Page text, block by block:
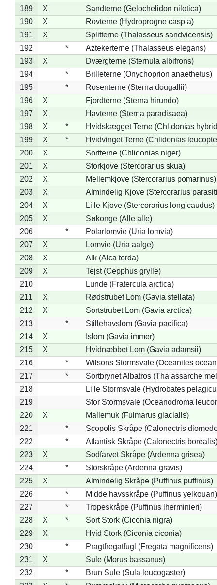
189
X
Sandterne (Gelochelidon nilotica)
190
X
Rovterne (Hydroprogne caspia)
191
X
Splitterne (Thalasseus sandvicensis)
192
*
Aztekerterne (Thalasseus elegans)
193
X
Dværgterne (Sternula albifrons)
194
*
Brilleterne (Onychoprion anaethetus)
195
*
Rosenterne (Sterna dougallii)
196
X
Fjordterne (Sterna hirundo)
197
X
Havterne (Sterna paradisaea)
198
X *
Hvidskægget Terne (Chlidonias
199
X *
Hvidvinget Terne (Chlidonias
200
X
Sortterne (Chlidonias niger)
201
X
Storkjove (Stercorarius skua)
202
X
Mellemkjove (Stercorarius pomarinus)
203
X
Almindelig Kjove (Stercorarius
204
X
Lille Kjove (Stercorarius longicaudus)
205
X
Søkonge (Alle alle)
206
*
Polarlomvie (Uria lomvia)
207
X
Lomvie (Uria aalge)
208
X
Alk (Alca torda)
209
X
Tejst (Cepphus grylle)
210
Lunde (Fratercula arctica)
211
X
Rødstrubet Lom (Gavia stellata)
212
X
Sortstrubet Lom (Gavia arctica)
213
*
Stillehavslom (Gavia pacifica)
214
X
Islom (Gavia immer)
215
X
Hvidnæbbet Lom (Gavia adamsii)
216
*
Wilsons Stormsvale (Oceanites
217
*
Sortbrynet Albatros (Thalassarche
218
Lille Stormsvale (Hydrobates
219
Stor Stormsvale (Oceanodroma
220
X
Mallemuk (Fulmarus glacialis)
221
*
Scopolis Skråpe (Calonectris
222
*
Atlantisk Skråpe (Calonectris borealis)
223
X
Sodfarvet Skråpe (Ardenna grisea)
224
*
Storskråpe (Ardenna gravis)
225
X
Almindelig Skråpe (Puffinus puffinus)
226
*
Middelhavsskråpe (Puffinus yelkouan)
227
*
Tropeskråpe (Puffinus lherminieri)
228
X *
Sort Stork (Ciconia nigra)
229
X
Hvid Stork (Ciconia ciconia)
230
*
Pragtfregatfugl (Fregata magnificens)
231
X
Sule (Morus bassanus)
232
*
Brun Sule (Sula leucogaster)